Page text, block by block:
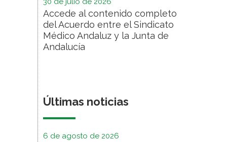
Accede al contenido completo
del Acuerdo entre el Sindicato
Médico Andaluz y la Junta de
Andalucía
Últimas noticias
6 de agosto de 2026